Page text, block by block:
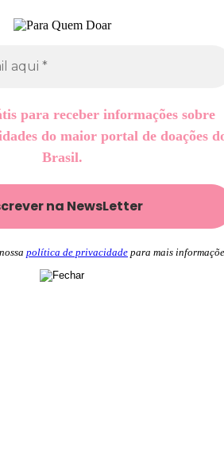
para receber informações sobre
do maior portal de doações
Brasil.
política de privacidade para mais